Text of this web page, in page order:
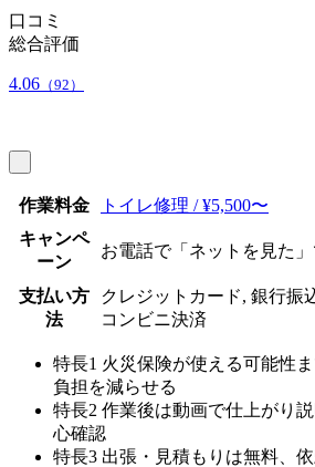
口コミ
総合評価
4.06 （92）
作業料金
トイレ修理 / ¥5,500〜
キャンペ
ーン
お電話で「ネットを見た」
支払い方
法
クレジットカード, 銀行振
コンビニ決済
特長1 火災保険が使える可能性
負担を減らせる
特長2 作業後は動画で仕上がり
心確認
特長3 出張・見積もりは無料、